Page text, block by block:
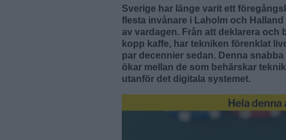
Sverige har länge varit ett
flesta invånare i Laholm och
av vardagen. Från att deklarera och
kopp kaffe, har tekniken förenklat
par decennier sedan. Denna
ökar mellan de som behärskar
utanför det digitala systemet.